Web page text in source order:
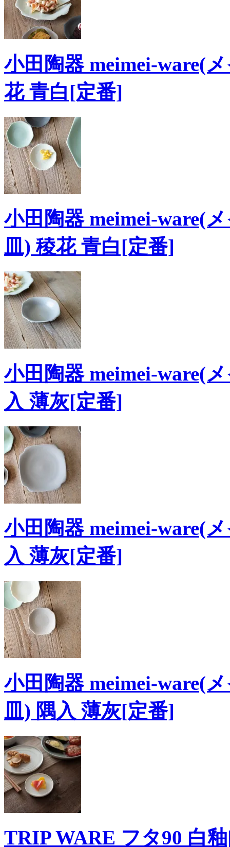
小田陶器 meimei-ware(
花 青白[定番]
小田陶器 meimei-ware(
皿) 稜花 青白[定番]
小田陶器 meimei-ware(
入 薄灰[定番]
小田陶器 meimei-ware(
入 薄灰[定番]
小田陶器 meimei-ware(
皿) 隅入 薄灰[定番]
TRIP WARE フタ90 白